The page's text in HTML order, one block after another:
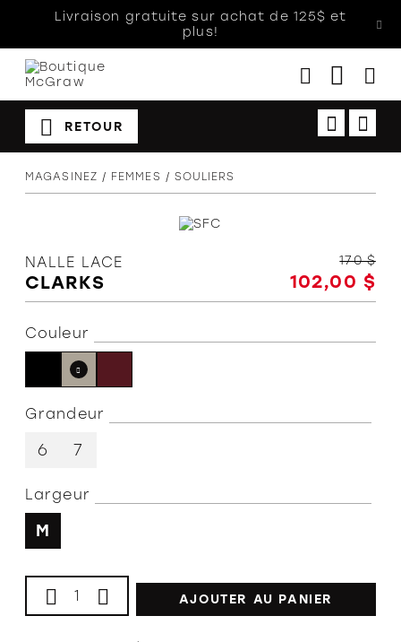
Livraison gratuite sur achat de 125$ et
plus!
Femmes
Enfants
RETOUR
MAGASINEZ FEMMES SOULIERS
NALLE LACE
CLARKS 102,00 $
170 $
Couleur
Grandeur
6 7
Largeur
M
AJOUTER AU PANIER